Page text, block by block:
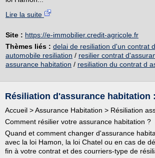
Lire la suite
Site : https://e-immobilier.credit-agricole.fr
Thèmes liés : delai de resiliation d'un contrat
automobile resiliation / resilier contrat
assurance habitation / resiliation du contrat d
Résiliation d'assurance habitation
Accueil > Assurance Habitation > Résiliation
Comment résilier votre assurance habitation ?
Quand et comment changer d'assurance
avec la loi Hamon, la loi Chatel ou en cas de
fin à votre contrat et des courriers-type de